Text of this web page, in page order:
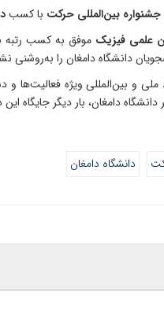
بین‌المللی حرکت با کسب
علمی فیزیک موفق به کسب رتبه
دانشگاه دامغان را به‌روشنی
ملی و بین‌المللی ویژه
دامغان، بار دیگر جایگاه
دانشگاه دامغان